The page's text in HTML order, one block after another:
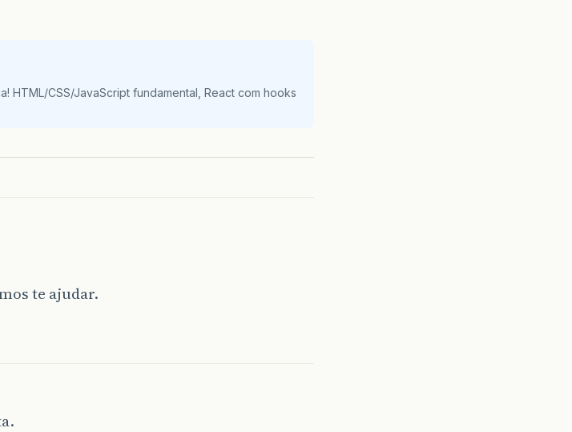
HTML/CSS/JavaScript fundamental, React com hooks
te ajudar.